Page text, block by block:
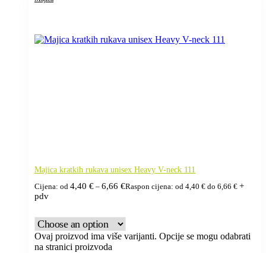
Majica kratkih rukava unisex Heavy V-neck 111
Cijena: od 4,40 € – 6,66 €Raspon cijena: od 4,40 € do 6,66 € +
pdv
Ovaj proizvod ima više varijanti. Opcije se mogu odabrati
na stranici proizvoda